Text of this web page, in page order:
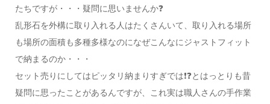
たちですが・・・疑問に思いませんか❓
乱形石を外構に取り入れる人はたくさんいて、取り入れる場所
も場所の面積も多種多様なのになぜこんなにジャストフィット
で納まるのか・・・
セット売りにしてはピッタリ納まりすぎでは❗❓とはっとりも昔
疑問に思ったことがあるんですが、これ実は職人さんの手作業